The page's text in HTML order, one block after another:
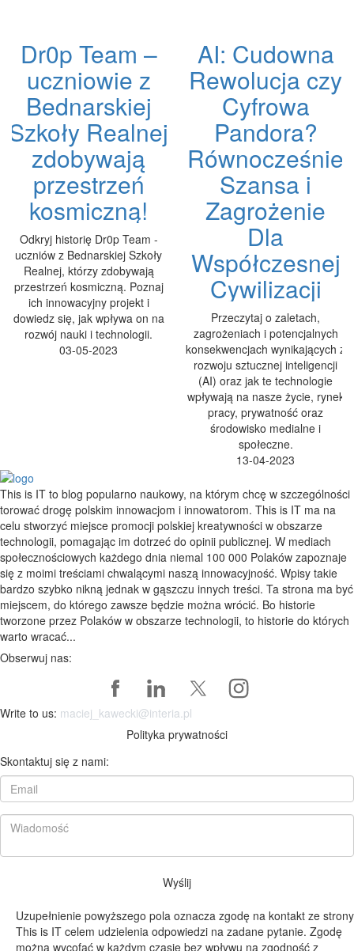
Dr0p Team –
uczniowie z
Bednarskiej
Szkoły Realnej
zdobywają
przestrzeń
kosmiczną!
Odkryj historię Dr0p Team -
uczniów z Bednarskiej Szkoły
Realnej, którzy zdobywają
przestrzeń kosmiczną. Poznaj
ich innowacyjny projekt i
dowiedz się, jak wpływa on na
rozwój nauki i technologii.
03-05-2023
AI: Cudowna
Rewolucja czy
Cyfrowa
Pandora?
Równocześnie
Szansa i
Zagrożenie
Dla
Współczesnej
Cywilizacji
Przeczytaj o zaletach,
zagrożeniach i potencjalnych
konsekwencjach wynikających z
rozwoju sztucznej inteligencji
(AI) oraz jak te technologie
wpływają na nasze życie, rynek
pracy, prywatność oraz
środowisko medialne i
społeczne.
13-04-2023
This is IT to blog popularno naukowy, na którym chcę w szczególności
torować drogę polskim innowacjom i innowatorom. This is IT ma na
celu stworzyć miejsce promocji polskiej kreatywności w obszarze
technologii, pomagając im dotrzeć do opinii publicznej. W mediach
społecznościowych każdego dnia niemal 100 000 Polaków zapoznaje
się z moimi treściami chwalącymi naszą innowacyjność. Wpisy takie
bardzo szybko nikną jednak w gąszczu innych treści. Ta strona ma być
miejscem, do którego zawsze będzie można wrócić. Bo historie
tworzone przez Polaków w obszarze technologii, to historie do których
warto wracać...
Obserwuj nas:
Write to us: maciej_kawecki@interia.pl
Polityka prywatności
Skontaktuj się z nami:
Wyślij
Uzupełnienie powyższego pola oznacza zgodę na kontakt ze strony
This is IT celem udzielenia odpowiedzi na zadane pytanie. Zgodę
można wycofać w każdym czasie bez wpływu na zgodność z